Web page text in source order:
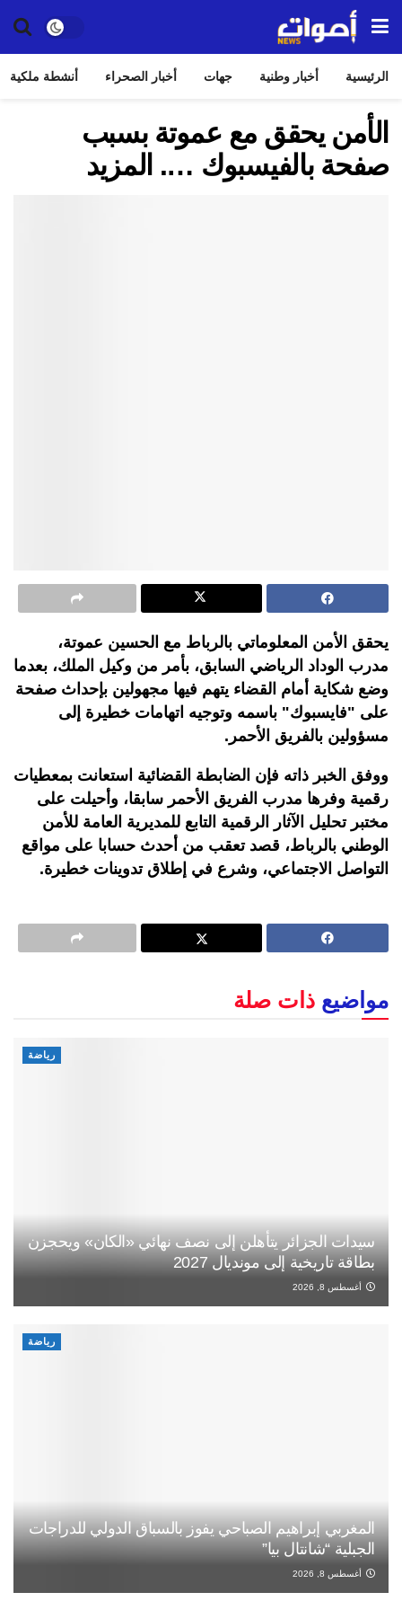
الرئيسية أخبار وطنية جهات أخبار الصحراء أنشطة ملكية
الأمن يحقق مع عموتة بسبب
صفحة بالفيسبوك …. المزيد
يحقق الأمن المعلوماتي بالرباط مع الحسين عموتة،
مدرب الوداد الرياضي السابق، بأمر من وكيل الملك، بعدما
وضع شكاية أمام القضاء يتهم فيها مجهولين بإحداث صفحة
على "فايسبوك" باسمه وتوجيه اتهامات خطيرة إلى
مسؤولين بالفريق الأحمر.
ووفق الخبر ذاته فإن الضابطة القضائية استعانت بمعطيات
رقمية وفرها مدرب الفريق الأحمر سابقا، وأحيلت على
مختبر تحليل الآثار الرقمية التابع للمديرية العامة للأمن
الوطني بالرباط، قصد تعقب من أحدث حسابا على مواقع
التواصل الاجتماعي، وشرع في إطلاق تدوينات خطيرة.
مواضيع ذات صلة
رياضة
سيدات الجزائر يتأهلن إلى نصف نهائي «الكان» ويحجزن
بطاقة تاريخية إلى مونديال 2027
أغسطس 8, 2026
رياضة
المغربي إبراهيم الصباحي يفوز بالسباق الدولي للدراجات
الجبلية “شانتال بيا”
أغسطس 8, 2026